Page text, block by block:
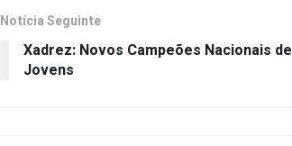
Notícia Seguinte
Xadrez: Novos Campeões Nacionais de
Jovens